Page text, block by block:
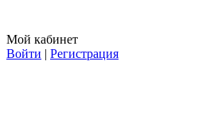
Мой кабинет
Войти | Регистрация